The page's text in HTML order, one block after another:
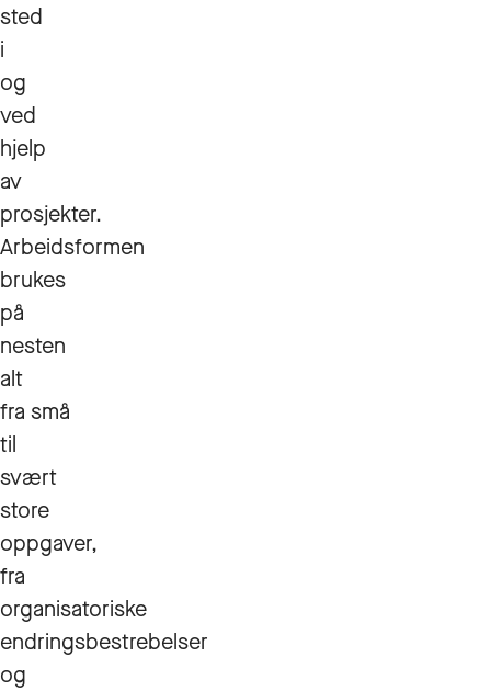
sted
i
og
ved
hjelp
av
prosjekter.
Arbeidsformen
brukes
på
nesten
alt
fra små
til
svært
store
oppgaver,
fra
organisatoriske
endringsbestrebelser
og